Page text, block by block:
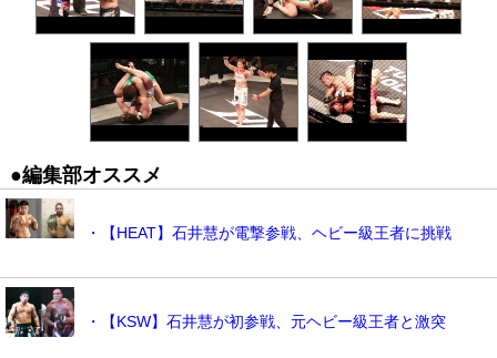
●編集部オススメ
・【HEAT】石井慧が電撃参戦、ヘビー級王者に挑戦
・【KSW】石井慧が初参戦、元ヘビー級王者と激突